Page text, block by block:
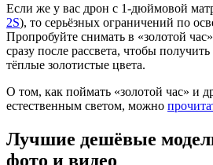
Если же у вас дрон с 1-дюймовой
2S), то серьёзных ограничений по
Пропробуйте снимать в «золотой
сразу после рассвета, чтобы
тёплые золотистые цвета.
О том, как поймать «золотой час» и
естественным светом, можно
Лучшие дешёвые
фото и видео